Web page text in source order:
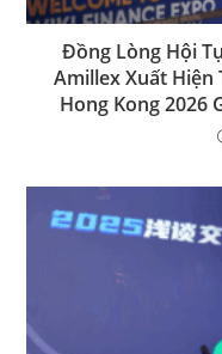
Đồng Lòng Hội
Amillex Xuất Hiện
Hong Kong 2026